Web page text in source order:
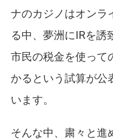
ナのカジノはオンラ
る中、夢洲にIRを誘
市民の税金を使って
かるという試算が公
います。
そんな中、粛々と進